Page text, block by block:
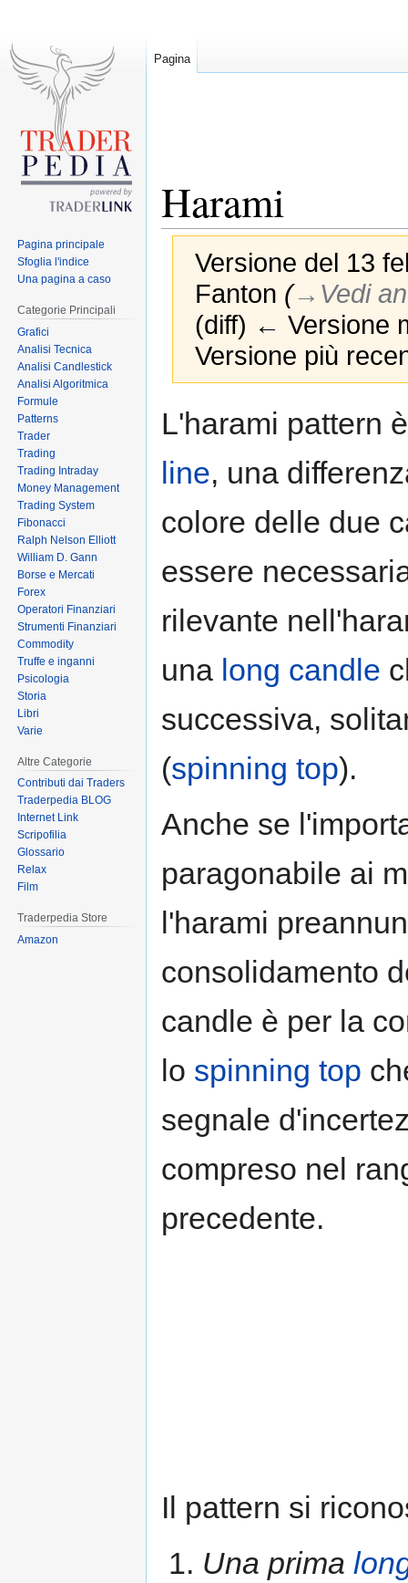
Harami
Versione del 13
Fanton (→‎Vedi
(diff) ← Versione
Versione più
L'harami pattern
line, una
colore delle due
essere
rilevante
una long candle
successiva,
(spinning top).
Anche se
paragonabile ai
l'harami
consolidamento
candle è per la
lo spinning top
segnale
compreso nel
precedente.
Il pattern si
Una prima
Pagina
Pagina principale
Sfoglia l'indice
Una pagina a caso
Categorie Principali
Grafici
Analisi Tecnica
Analisi Candlestick
Analisi Algoritmica
Formule
Patterns
Trader
Trading
Trading Intraday
Money Management
Trading System
Fibonacci
Ralph Nelson Elliott
William D. Gann
Borse e Mercati
Forex
Operatori Finanziari
Strumenti Finanziari
Commodity
Truffe e inganni
Psicologia
Storia
Libri
Varie
Altre Categorie
Contributi dai Traders
Traderpedia BLOG
Internet Link
Scripofilia
Glossario
Relax
Film
Traderpedia Store
Amazon